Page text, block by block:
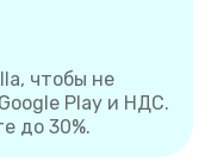
чтобы не
Play и НДС.
до 30%.